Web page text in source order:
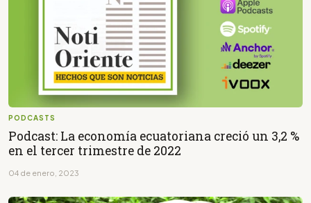
PODCASTS
Podcast: La economía ecuatoriana creció un 3,2 %
en el tercer trimestre de 2022
04 de enero, 2023